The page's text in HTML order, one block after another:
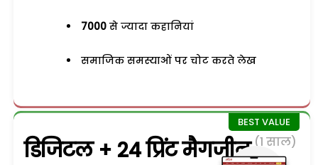
7000 से ज्यादा कहानियां
समाजिक समस्याओं पर चोट करते लेख
डिजिटल + 24 प्रिंट मैगजीन (1 साल)